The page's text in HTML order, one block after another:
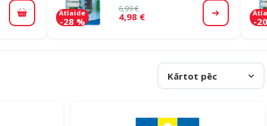
Pievienot grozam
6,99 €
4,98 €
Atlaide
-28 % Apskatīt-
Kārtot pēc